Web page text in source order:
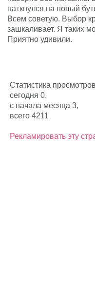
наткнулся на новый
Всем советую. Выбор
зашкаливает. Я таких
Приятно удивили.
Статистика
сегодня 0,
с начала месяца 3,
всего 4211
Рекламировать эту